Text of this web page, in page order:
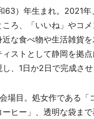
）年生まれ。2021年
ろ、「いいね」やコ
な食べ物や生活雑貨
ストとして静岡を拠
、1日か2日で完成させ
場目。処女作である「
ヒー」、透明な袋ま